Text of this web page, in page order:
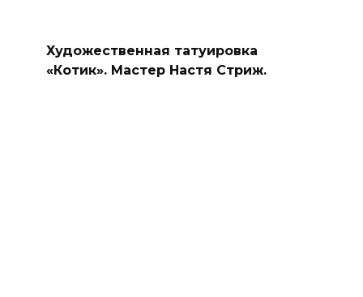
Художественная татуировка
«Котик». Мастер Настя Стриж.